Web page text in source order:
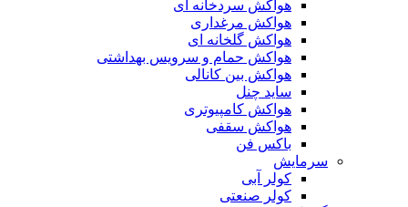
هواکش سردخانه ای
هواکش مرغداری
هواکش گلخانه ای
هواکش حمام و سرویس بهداشتی
هواکش بین کانالی
ساید چنل
هواکش کامپیوتری
هواکش سقفی
باکس فن
سرمایش
کولر آبی
کولر صنعتی